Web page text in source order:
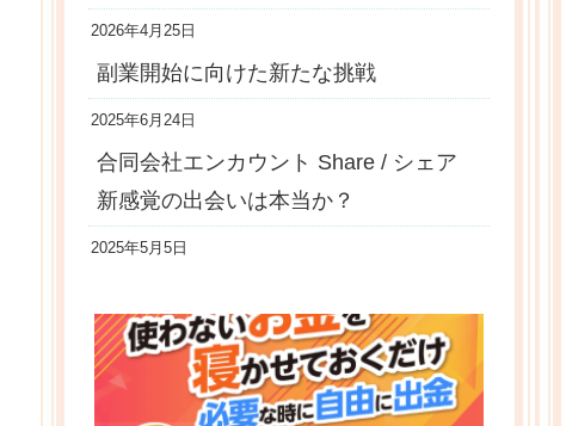
2026年4月25日
副業開始に向けた新たな挑戦
2025年6月24日
合同会社エンカウント Share / シェア
新感覚の出会いは本当か？
2025年5月5日